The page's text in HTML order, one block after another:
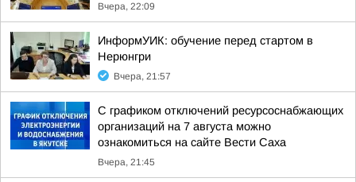
Вчера, 22:09
ИнформУИК: обучение перед стартом в
Нерюнгри
Вчера, 21:57
С графиком отключений ресурсоснабжающих
организаций на 7 августа можно
ознакомиться на сайте Вести Саха
Вчера, 21:45